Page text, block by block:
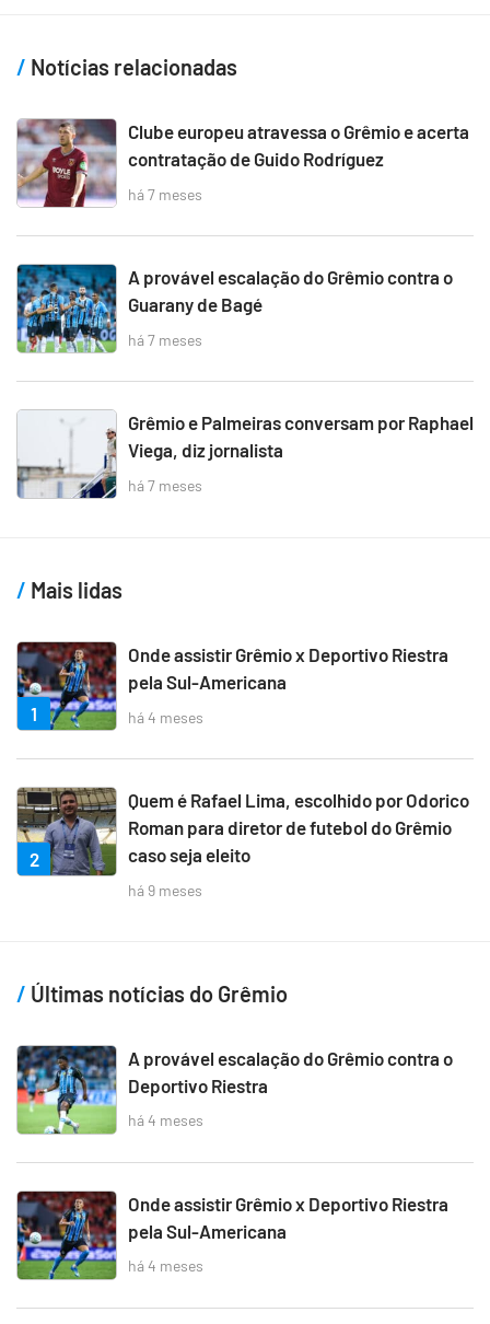
Notícias relacionadas
Clube europeu atravessa o Grêmio e acerta
contratação de Guido Rodríguez
há 7 meses
A provável escalação do Grêmio contra o
Guarany de Bagé
há 7 meses
Grêmio e Palmeiras conversam por Raphael
Viega, diz jornalista
há 7 meses
Mais lidas
1
Onde assistir Grêmio x Deportivo Riestra
pela Sul-Americana
há 4 meses
2
Quem é Rafael Lima, escolhido por Odorico
Roman para diretor de futebol do Grêmio
caso seja eleito
há 9 meses
Últimas notícias do Grêmio
A provável escalação do Grêmio contra o
Deportivo Riestra
há 4 meses
Onde assistir Grêmio x Deportivo Riestra
pela Sul-Americana
há 4 meses